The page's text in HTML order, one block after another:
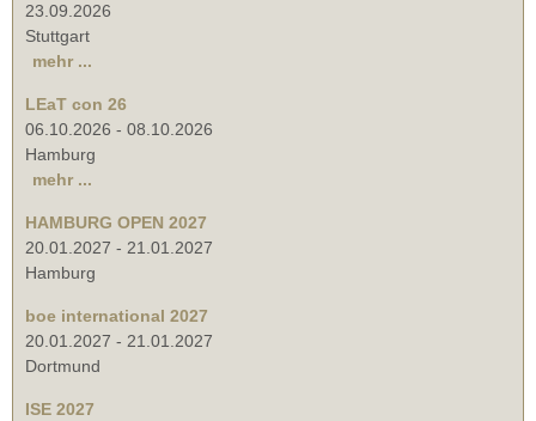
23.09.2026
Stuttgart
mehr ...
LEaT con 26
06.10.2026 - 08.10.2026
Hamburg
mehr ...
HAMBURG OPEN 2027
20.01.2027 - 21.01.2027
Hamburg
boe international 2027
20.01.2027 - 21.01.2027
Dortmund
ISE 2027